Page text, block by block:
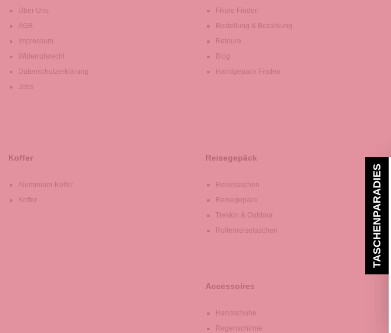
Über Uns
AGB
Impressum
Widerrufsrecht
Datenschutzerklärung
Jobs
Filiale Finden
Bestellung & Bezahlung
Retoure
Blog
Handgepäck Finden
Koffer
Aluminium-Koffer
Koffer
Reisegepäck
Reisetaschen
Reisegepäck
Trekkin & Outdoor
Rollenreisetaschen
Accessoires
Handschuhe
Regenschirme
TASCHENPARADIES